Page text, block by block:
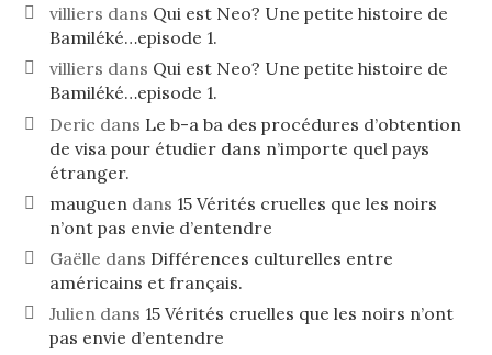
villiers dans Qui est Neo? Une petite histoire de
Bamiléké…episode 1.
villiers dans Qui est Neo? Une petite histoire de
Bamiléké…episode 1.
Deric dans Le b-a ba des procédures d’obtention
de visa pour étudier dans n’importe quel pays
étranger.
mauguen dans 15 Vérités cruelles que les noirs
n’ont pas envie d’entendre
Gaëlle dans Différences culturelles entre
américains et français.
Juliendans 15 Vérités cruelles que les noirs n’ont
pas envie d’entendre